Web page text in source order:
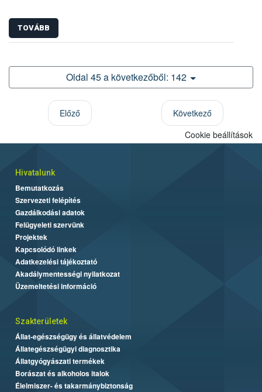
TOVÁBB
Oldal 45 a következőből: 142
Előző
Következő
Cookie beállítások
Hivatalunk
Bemutatkozás
Szervezeti felépítés
Gazdálkodási adatok
Felügyeleti szervünk
Projektek
Kapcsolódó linkek
Adatkezelési tájékoztató
Akadálymentességi nyilatkozat
Üzemeltetési információ
Szakterületek
Állat-egészségügy és állatvédelem
Állategészségügyi diagnosztika
Állatgyógyászati termékek
Borászat és alkoholos italok
Élelmiszer- és takarmánybiztonság